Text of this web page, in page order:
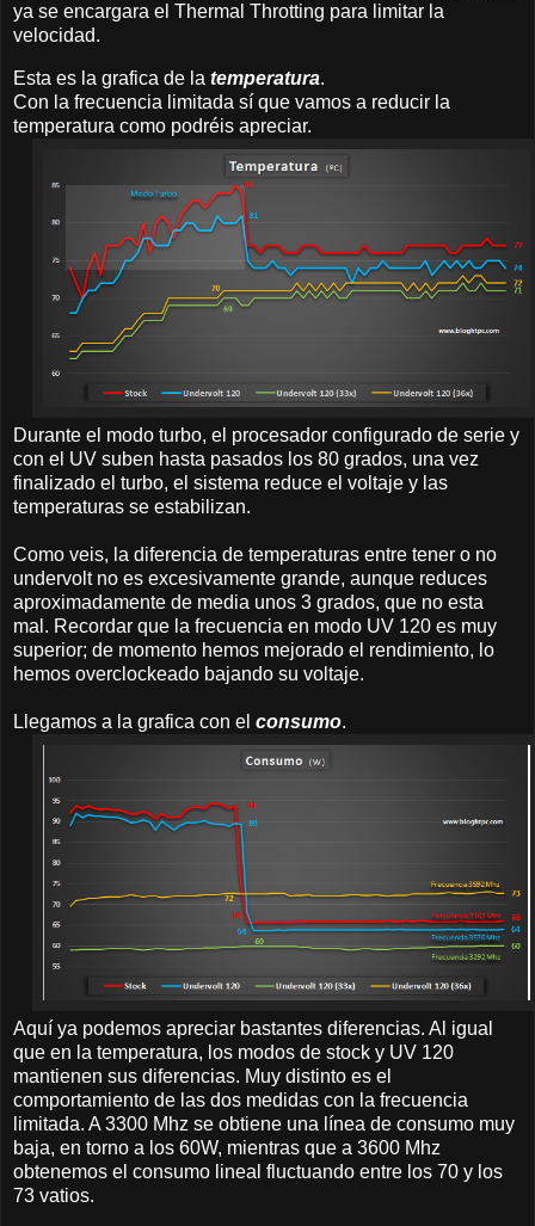
ya se encargara el Thermal Throtting para limitar la
velocidad.
Esta es la grafica de la temperatura.
Con la frecuencia limitada sí que vamos a reducir la
temperatura como podréis apreciar.
Durante el modo turbo, el procesador configurado de serie y
con el UV suben hasta pasados los 80 grados, una vez
finalizado el turbo, el sistema reduce el voltaje y las
temperaturas se estabilizan.
Como veis, la diferencia de temperaturas entre tener o no
undervolt no es excesivamente grande, aunque reduces
aproximadamente de media unos 3 grados, que no esta
mal. Recordar que la frecuencia en modo UV 120 es muy
superior; de momento hemos mejorado el rendimiento, lo
hemos overclockeado bajando su voltaje.
Llegamos a la grafica con el consumo.
Aquí ya podemos apreciar bastantes diferencias. Al igual
que en la temperatura, los modos de stock y UV 120
mantienen sus diferencias. Muy distinto es el
comportamiento de las dos medidas con la frecuencia
limitada. A 3300 Mhz se obtiene una línea de consumo muy
baja, en torno a los 60W, mientras que a 3600 Mhz
obtenemos el consumo lineal fluctuando entre los 70 y los
73 vatios.